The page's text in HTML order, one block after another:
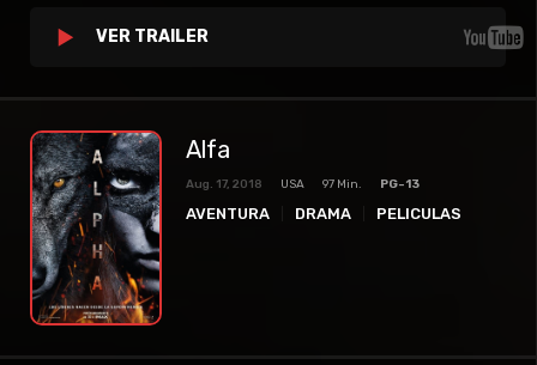
VER TRAILER
Alfa
Aug. 17, 2018 USA 97 Min. PG-13
AVENTURA DRAMA PELICULAS